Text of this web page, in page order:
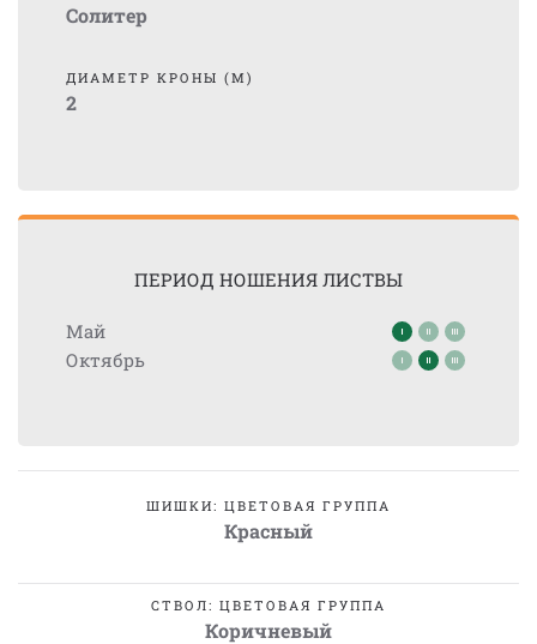
Солитер
ДИАМЕТР КРОНЫ (М)
2
ПЕРИОД НОШЕНИЯ ЛИСТВЫ
Май
Октябрь
ШИШКИ: ЦВЕТОВАЯ ГРУППА
Красный
СТВОЛ: ЦВЕТОВАЯ ГРУППА
Коричневый